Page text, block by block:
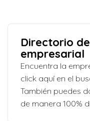
Directorio
empresarial
Encuentra la
click aquí en el
También puedes
de manera 100%